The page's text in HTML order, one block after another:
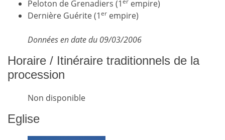
Peloton de Grenadiers (1
empire)
Dernière Guérite (1er empire)
Données en date du 09/03/2006
Horaire / Itinéraire traditionnels de la
procession
Non disponible
Eglise